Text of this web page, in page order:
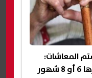
المعاشات:
«أتمنى الحكومة ماتخدش أجرها 6 أو 8 شهور